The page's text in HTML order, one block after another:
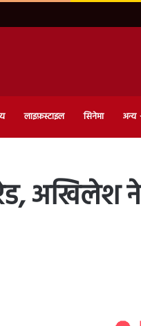
लाइफ़स्टाइल सिनेमा अन्य
अखिलेश ने